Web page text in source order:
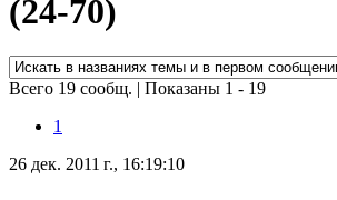
(24-70)
Всего 19 сообщ. | Показаны 1 - 19
1
26 дек. 2011 г., 16:19:10